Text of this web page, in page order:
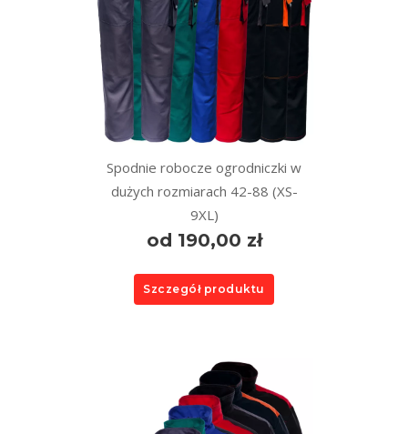
Spodnie robocze ogrodniczki w
dużych rozmiarach 42-88 (XS-
9XL)
od 190,00 zł
Szczegół produktu